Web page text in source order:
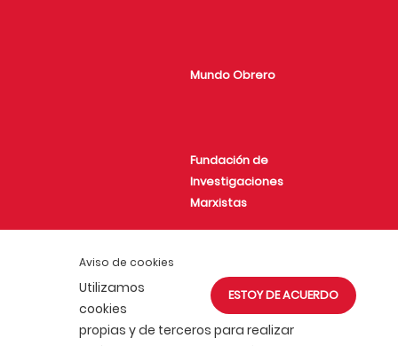
Aviso de cookies
ESTOY DE ACUERDO
Utilizamos
cookies
propias y de terceros para realizar
Mundo Obrero
Fundación de
Investigaciones
Marxistas
Juventud Comunista